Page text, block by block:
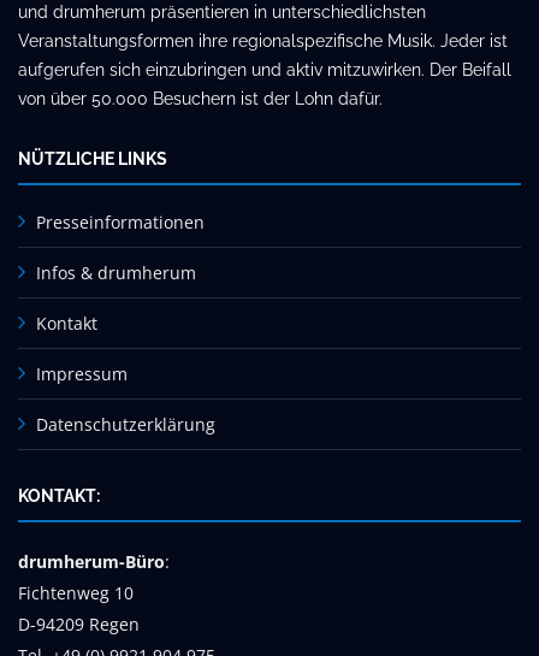
und drumherum präsentieren in unterschiedlichsten
Veranstaltungsformen ihre regionalspezifische Musik. Jeder ist
aufgerufen sich einzubringen und aktiv mitzuwirken. Der Beifall
von über 50.000 Besuchern ist der Lohn dafür.
NÜTZLICHE LINKS
Presseinformationen
Infos & drumherum
Kontakt
Impressum
Datenschutzerklärung
KONTAKT:
drumherum-Büro:
Fichtenweg 10
D-94209 Regen